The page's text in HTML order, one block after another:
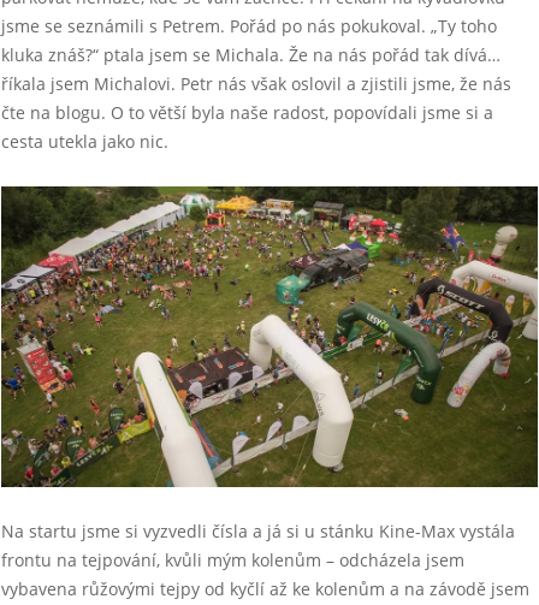
jsme se seznámili s Petrem. Pořád po nás pokukoval. „Ty toho
kluka znáš?“ ptala jsem se Michala. Že na nás pořád tak dívá…
říkala jsem Michalovi. Petr nás však oslovil a zjistili jsme, že nás
čte na blogu. O to větší byla naše radost, popovídali jsme si a
cesta utekla jako nic.
Na startu jsme si vyzvedli čísla a já si u stánku Kine-Max vystála
frontu na tejpování, kvůli mým kolenům – odcházela jsem
vybavena růžovými tejpy od kyčlí až ke kolenům a na závodě jsem